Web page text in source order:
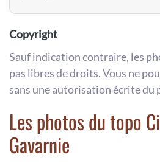
Copyright
Sauf indication contraire, les
pas libres de droits. Vous ne
sans une autorisation écrite du
Les photos du topo
Gavarnie